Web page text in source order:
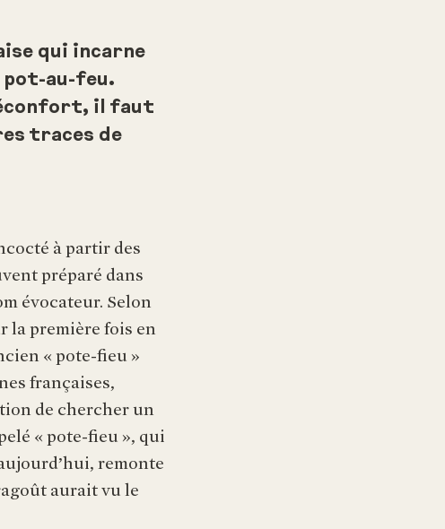
qui incarne
pot-au-feu.
il faut
traces de
à partir des
préparé dans
évocateur. Selon
la première fois en
« pote-fieu »
françaises,
de chercher un
« pote-fieu », qui
remonte
aurait vu le